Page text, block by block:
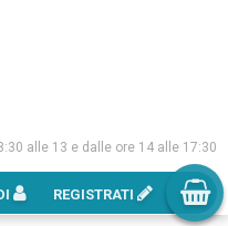
alle 13 e dalle ore 14 alle 17:30
REGISTRATI